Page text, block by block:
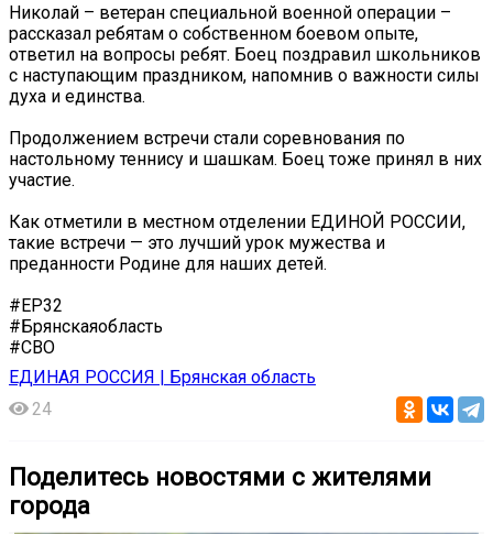
Николай – ветеран специальной военной операции –
рассказал ребятам о собственном боевом опыте,
ответил на вопросы ребят. Боец поздравил школьников
с наступающим праздником, напомнив о важности силы
духа и единства.
Продолжением встречи стали соревнования по
настольному теннису и шашкам. Боец тоже принял в них
участие.
Как отметили в местном отделении ЕДИНОЙ РОССИИ,
такие встречи — это лучший урок мужества и
преданности Родине для наших детей.
#ЕР32
#Брянскаяобласть
#СВО
ЕДИНАЯ РОССИЯ | Брянская область
24
Поделитесь новостями с жителями
города